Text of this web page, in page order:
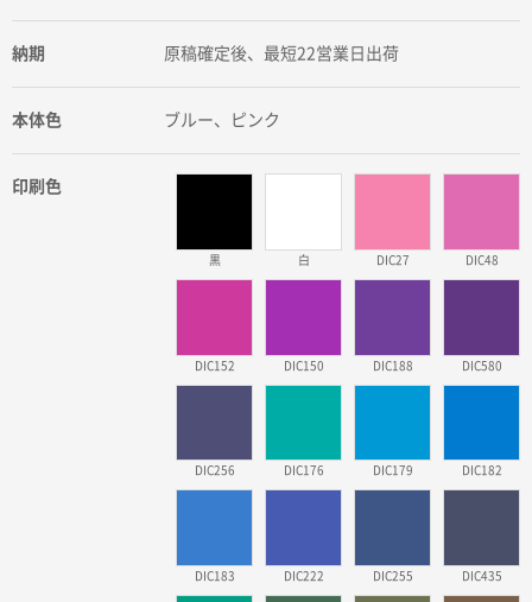
納期 原稿確定後、最短22営業日出荷
本体色 ブルー、ピンク
印刷色
黒 白 DIC27 DIC48
DIC152 DIC150 DIC188 DIC580
DIC256 DIC176 DIC179 DIC182
DIC183 DIC222 DIC255 DIC435